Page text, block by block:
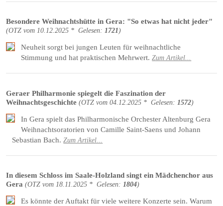
Besondere Weihnachtshütte in Gera: "So etwas hat nicht jeder"
(OTZ vom10.12.2025 * Gelesen:1721)
Neuheit sorgt bei jungen Leuten für weihnachtliche
Stimmung und hat praktischen Mehrwert.Zum Artikel...
Geraer Philharmonie spiegelt die Faszination der
Weihnachtsgeschichte (OTZ vom04.12.2025 * Gelesen: 1572)
In Gera spielt das Philharmonische Orchester Altenburg Gera
Weihnachtsoratorien von Camille Saint-Saens und Johann
Sebastian Bach. Zum Artikel...
In diesem Schloss im Saale-Holzland singt ein Mädchenchor aus
Gera (OTZ vom18.11.2025 * Gelesen:1804)
Es könnte der Auftakt für viele weitere Konzerte sein. Warum